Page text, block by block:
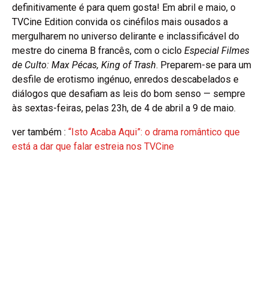
definitivamente é para quem gosta! Em abril e maio, o
TVCine Edition convida os cinéfilos mais ousados a
mergulharem no universo delirante e inclassificável do
mestre do cinema B francês, com o ciclo Especial Filmes
de Culto: Max Pécas, King of Trash. Preparem-se para um
desfile de erotismo ingénuo, enredos descabelados e
diálogos que desafiam as leis do bom senso — sempre
às sextas-feiras, pelas 23h, de 4 de abril a 9 de maio.
ver também : “Isto Acaba Aqui”: o drama romântico que
está a dar que falar estreia nos TVCine